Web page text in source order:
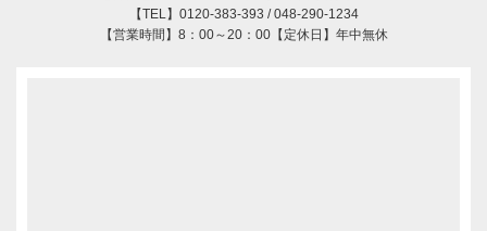
【TEL】0120-383-393 / 048-290-1234
【営業時間】8：00～20：00【定休日】年中無休